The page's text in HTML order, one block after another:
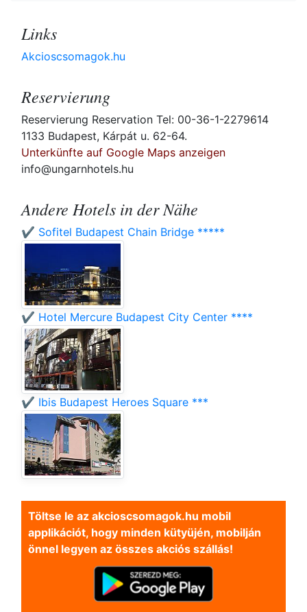
Links
Akcioscsomagok.hu
Reservierung
Reservierung Reservation Tel: 00-36-1-2279614
1133 Budapest, Kárpát u. 62-64.
Unterkünfte auf Google Maps anzeigen
info@ungarnhotels.hu
Andere Hotels in der Nähe
✔️ Sofitel Budapest Chain Bridge *****
✔️ Hotel Mercure Budapest City Center ****
✔️ Ibis Budapest Heroes Square ***
Töltse le az akcioscsomagok.hu mobil
applikációt, hogy minden kütyüjén, mobilján
önnel legyen az összes akciós szállás!